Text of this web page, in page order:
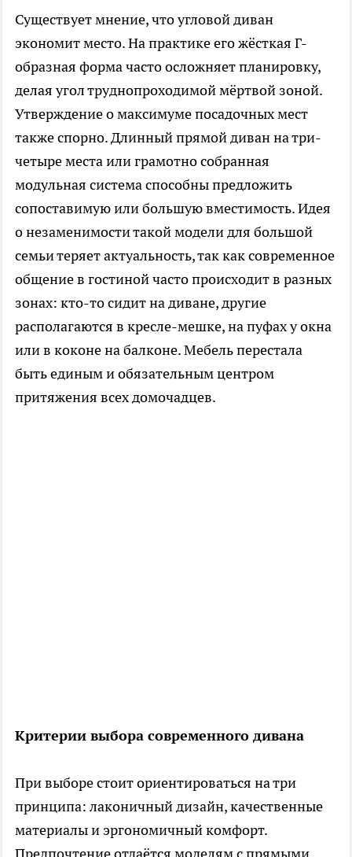
Существует мнение, что угловой диван
экономит место. На практике его жёсткая Г-
образная форма часто осложняет планировку,
делая угол труднопроходимой мёртвой зоной.
Утверждение о максимуме посадочных мест
также спорно. Длинный прямой диван на три-
четыре места или грамотно собранная
модульная система способны предложить
сопоставимую или большую вместимость. Идея
о незаменимости такой модели для большой
семьи теряет актуальность, так как современное
общение в гостиной часто происходит в разных
зонах: кто-то сидит на диване, другие
располагаются в кресле-мешке, на пуфах у окна
или в коконе на балконе. Мебель перестала
быть единым и обязательным центром
притяжения всех домочадцев.
Критерии выбора современного дивана
При выборе стоит ориентироваться на три
принципа: лаконичный дизайн, качественные
материалы и эргономичный комфорт.